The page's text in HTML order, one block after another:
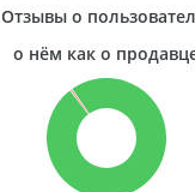
Отзывы о
о нём как о